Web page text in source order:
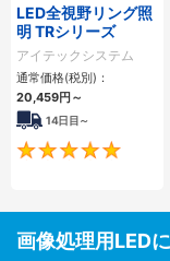
LED全視野リング照
明 TRシリーズ
アイテックシステム
通常価格(税別)：
20,459円 ～
14日目～
画像処理用LED